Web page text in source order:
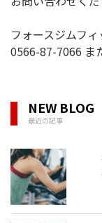
フォースジムフ
0566-87-7066 ま
NEW BLOG
最近の記事